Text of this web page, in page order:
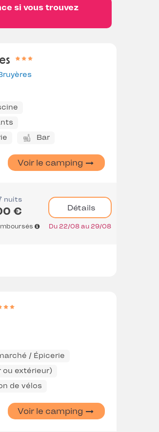
si vous trouvez
Bar
Voir le camping
nuits
€ Détails
Du 22/08 au 29/08
/ Épicerie
ou extérieur)
de vélos
Voir le camping